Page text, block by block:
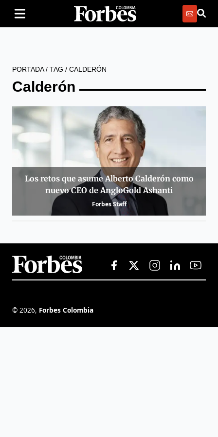
PORTADA/ TAG / CALDERÓN
Calderón
Los retos que asume Alberto Calderón como
nuevo CEO de AngloGold Ashanti
Forbes Staff
© 2026, Forbes Colombia